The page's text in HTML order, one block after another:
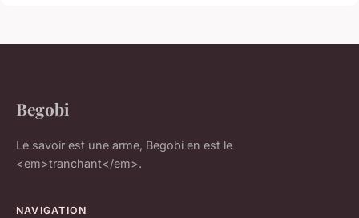
Begobi
Le savoir est une arme, Begobi en est le
<em>tranchant</em>.
NAVIGATION